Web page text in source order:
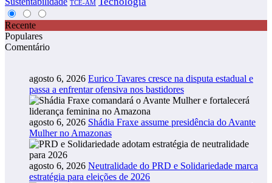
TCE-AM
Recente
Populares
Comentário
agosto 6, 2026 Eurico Tavares cresce na disputa estadual e
passa a enfrentar ofensiva nos bastidores
agosto 6, 2026 Shádia Fraxe assume presidência do Avante
Mulher no Amazonas
agosto 6, 2026 Neutralidade do PRD e Solidariedade marca
estratégia para eleições de 2026